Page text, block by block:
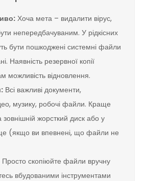
Хоча мета – видалити вірус,
непередбачуваним. У рідкісних
бути пошкоджені системні файли
Наявність резервної копії
можливість відновлення.
Всі важливі документи,
музику, робочі файли. Краще
зовнішній жорсткий диск або у
(якщо ви впевнені, що файли не
Просто скопіюйте файли вручну
вбудованими інструментами